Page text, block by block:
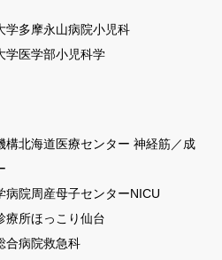
学多摩永山病院小児科
学医学部小児科学
構北海道医療センター 神経筋／成
病院周産母子センターNICU
療所ほっこり仙台
合病院救急科